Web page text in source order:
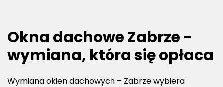
Okna dachowe Zabrze -
wymiana, która się opłaca
Wymiana okien dachowych – Zabrze wybiera